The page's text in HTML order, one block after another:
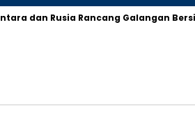
dan Rusia Rancang Galangan Bersih